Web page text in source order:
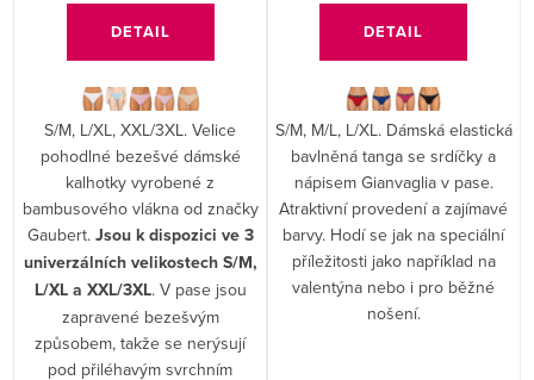
DETAIL
S/M, L/XL, XXL/3XL. Velice
pohodlné bezešvé dámské
kalhotky vyrobené z
bambusového vlákna od značky
Gaubert. Jsou k dispozici ve 3
univerzálních velikostech S/M,
L/XL a XXL/3XL. V pase jsou
zapravené bezešvým
způsobem, takže se nerýsují
pod přiléhavým svrchním
DETAIL
S/M, M/L, L/XL. Dámská elastická
bavlněná tanga se srdíčky a
nápisem Gianvaglia v pase.
Atraktivní provedení a zajímavé
barvy. Hodí se jak na speciální
příležitosti jako například na
valentýna nebo i pro běžné
nošení.